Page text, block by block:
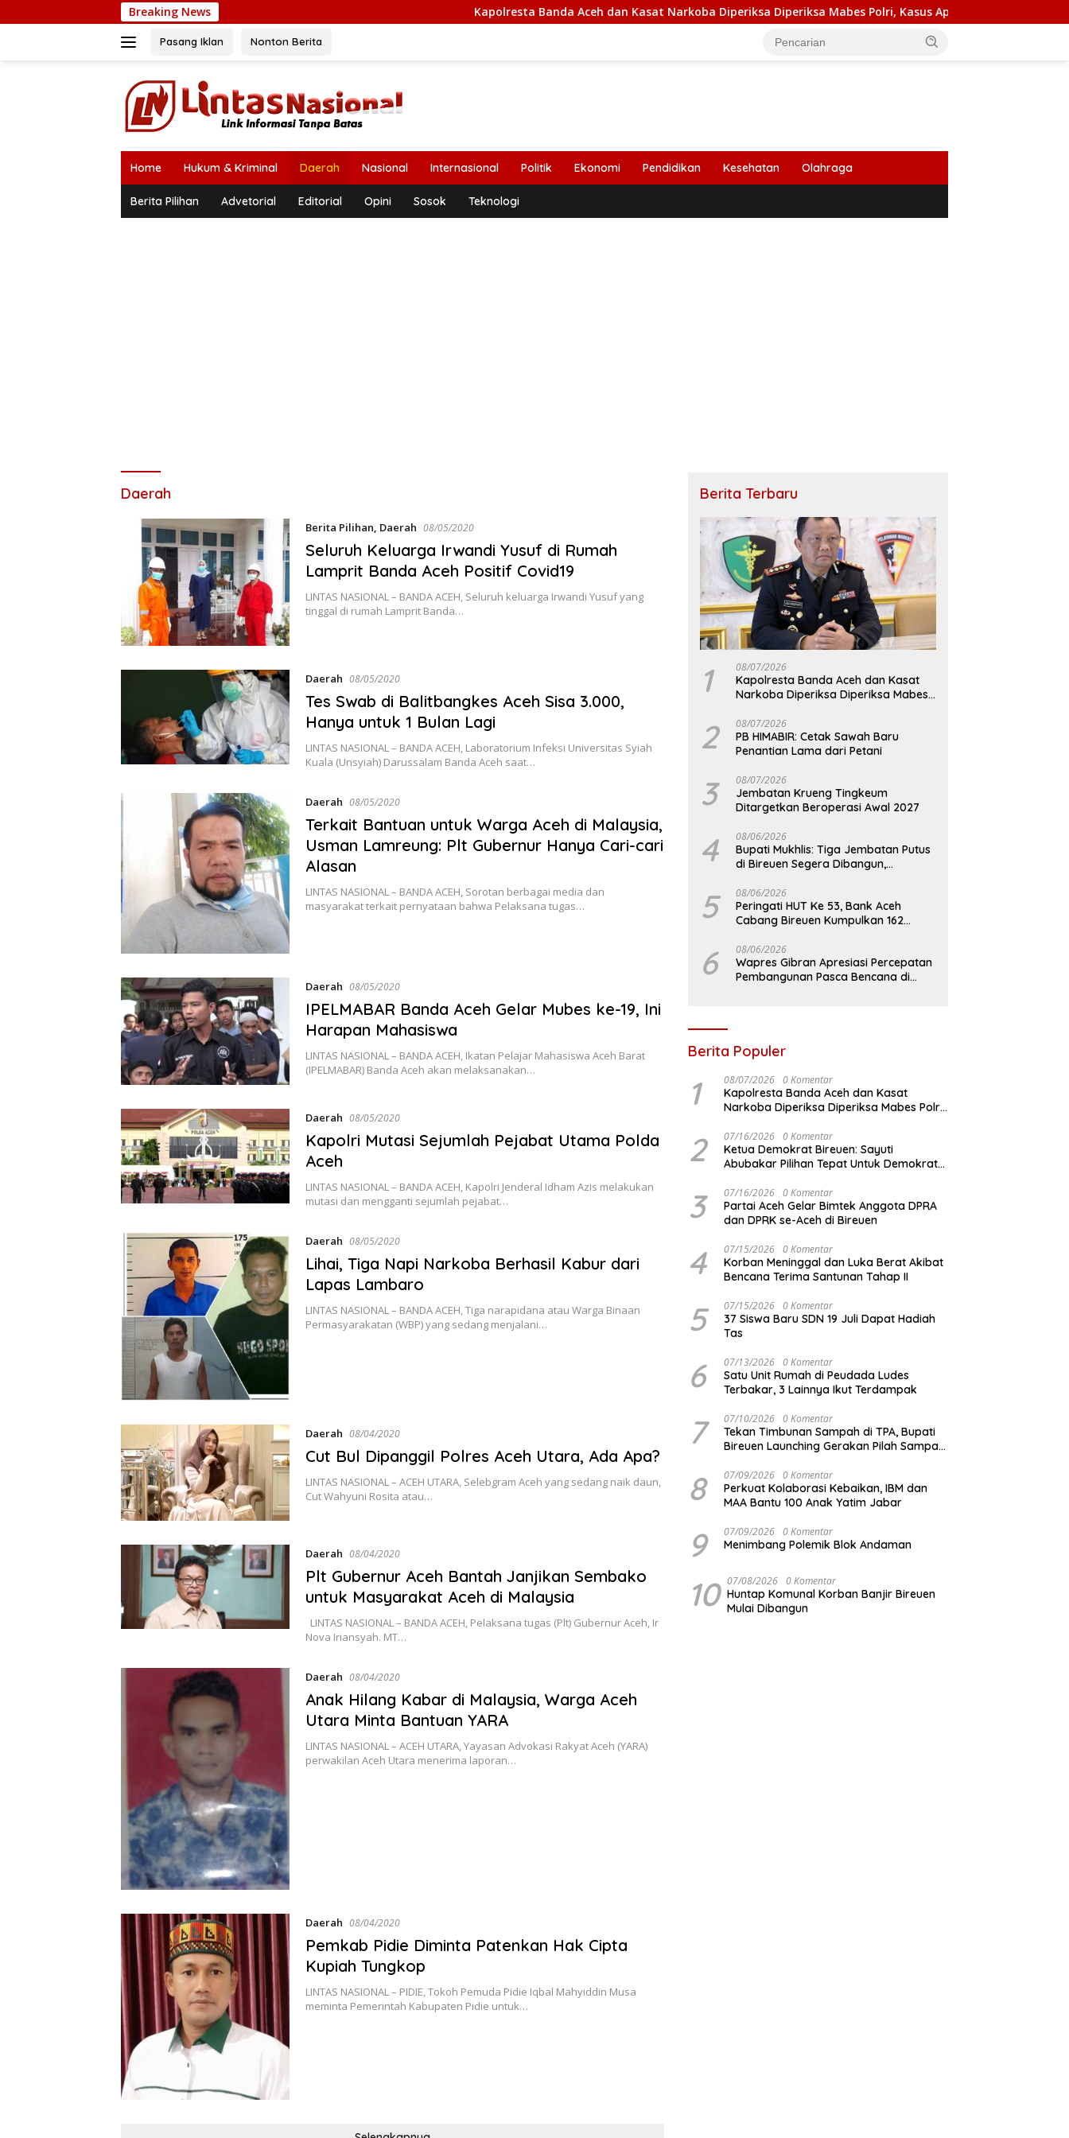
ke
Breaking News Kapolresta Banda Aceh dan Kasat Narkoba Diperiksa Diperiksa Mabes Polri, Kasus Apa?
Pasang Iklan Nonton Berita
Home Hukum & Kriminal Daerah Nasional Internasional Politik Ekonomi Pendidikan Kesehatan Olahraga
Berita Pilihan Advetorial Editorial Opini Sosok Teknologi
Daerah
Berita Pilihan, Daerah 08/05/2020
Seluruh Keluarga Irwandi Yusuf di Rumah
Lamprit Banda Aceh Positif Covid19
LINTAS NASIONAL – BANDA ACEH, Seluruh keluarga Irwandi Yusuf yang
tinggal di rumah Lamprit Banda…
Daerah 08/05/2020
Tes Swab di Balitbangkes Aceh Sisa 3.000,
Hanya untuk 1 Bulan Lagi
LINTAS NASIONAL – BANDA ACEH, Laboratorium Infeksi Universitas Syiah
Kuala (Unsyiah) Darussalam Banda Aceh saat…
Daerah 08/05/2020
Terkait Bantuan untuk Warga Aceh di Malaysia,
Usman Lamreung: Plt Gubernur Hanya Cari-cari
Alasan
LINTAS NASIONAL – BANDA ACEH, Sorotan berbagai media dan
masyarakat terkait pernyataan bahwa Pelaksana tugas…
Daerah 08/05/2020
IPELMABAR Banda Aceh Gelar Mubes ke-19, Ini
Harapan Mahasiswa
LINTAS NASIONAL – BANDA ACEH, Ikatan Pelajar Mahasiswa Aceh Barat
(IPELMABAR) Banda Aceh akan melaksanakan…
Daerah 08/05/2020
Kapolri Mutasi Sejumlah Pejabat Utama Polda
Aceh
LINTAS NASIONAL – BANDA ACEH, Kapolri Jenderal Idham Azis melakukan
mutasi dan mengganti sejumlah pejabat…
Daerah 08/05/2020
Lihai, Tiga Napi Narkoba Berhasil Kabur dari
Lapas Lambaro
LINTAS NASIONAL – BANDA ACEH, Tiga narapidana atau Warga Binaan
Permasyarakatan (WBP) yang sedang menjalani…
Daerah 08/04/2020
Cut Bul Dipanggil Polres Aceh Utara, Ada Apa?
LINTAS NASIONAL – ACEH UTARA, Selebgram Aceh yang sedang naik daun,
Cut Wahyuni Rosita atau…
Daerah 08/04/2020
Plt Gubernur Aceh Bantah Janjikan Sembako
untuk Masyarakat Aceh di Malaysia
LINTAS NASIONAL – BANDA ACEH, Pelaksana tugas (Plt) Gubernur Aceh, Ir
Nova Iriansyah. MT…
Daerah 08/04/2020
Anak Hilang Kabar di Malaysia, Warga Aceh
Utara Minta Bantuan YARA
LINTAS NASIONAL – ACEH UTARA, Yayasan Advokasi Rakyat Aceh (YARA)
perwakilan Aceh Utara menerima laporan…
Daerah 08/04/2020
Pemkab Pidie Diminta Patenkan Hak Cipta
Kupiah Tungkop
LINTAS NASIONAL – PIDIE, Tokoh Pemuda Pidie Iqbal Mahyiddin Musa
meminta Pemerintah Kabupaten Pidie untuk…
Berita Terbaru
1 08/07/2026
Kapolresta Banda Aceh dan Kasat
Narkoba Diperiksa Diperiksa Mabes
2 08/07/2026
PB HIMABIR: Cetak Sawah Baru
Penantian Lama dari Petani
3 08/07/2026
Jembatan Krueng Tingkeum
Ditargetkan Beroperasi Awal 2027
4 08/06/2026
Bupati Mukhlis: Tiga Jembatan Putus
di Bireuen Segera Dibangun,
5 08/06/2026
Peringati HUT Ke 53, Bank Aceh
Cabang Bireuen Kumpulkan 162
6 08/06/2026
Wapres Gibran Apresiasi Percepatan
Pembangunan Pasca Bencana di
Berita Populer
1 08/07/2026 0 Komentar
Kapolresta Banda Aceh dan Kasat
Narkoba Diperiksa Diperiksa Mabes Polri,
2 07/16/2026 0 Komentar
Ketua Demokrat Bireuen: Sayuti
Abubakar Pilihan Tepat Untuk Demokrat
3 07/16/2026 0 Komentar
Partai Aceh Gelar Bimtek Anggota DPRA
dan DPRK se-Aceh di Bireuen
4 07/15/2026 0 Komentar
Korban Meninggal dan Luka Berat Akibat
Bencana Terima Santunan Tahap II
5 07/15/2026 0 Komentar
37 Siswa Baru SDN 19 Juli Dapat Hadiah
Tas
6 07/13/2026 0 Komentar
Satu Unit Rumah di Peudada Ludes
Terbakar, 3 Lainnya Ikut Terdampak
7 07/10/2026 0 Komentar
Tekan Timbunan Sampah di TPA, Bupati
Bireuen Launching Gerakan Pilah Sampah
8 07/09/2026 0 Komentar
Perkuat Kolaborasi Kebaikan, IBM dan
MAA Bantu 100 Anak Yatim Jabar
9 07/09/2026 0 Komentar
Menimbang Polemik Blok Andaman
10 07/08/2026 0 Komentar
Huntap Komunal Korban Banjir Bireuen
Mulai Dibangun